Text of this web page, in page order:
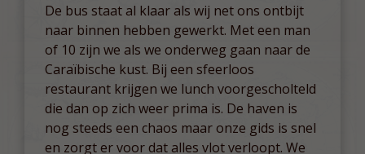
De bus staat al klaar als wij net ons ontbijt
naar binnen hebben gewerkt. Met een man
of 10 zijn we als we onderweg gaan naar de
Caraïbische kust. Bij een sfeerloos
restaurant krijgen we lunch voorgescholteld
die dan op zich weer prima is. De haven is
nog steeds een chaos maar onze gids is snel
en zorgt er voor dat alles vlot verloopt. We